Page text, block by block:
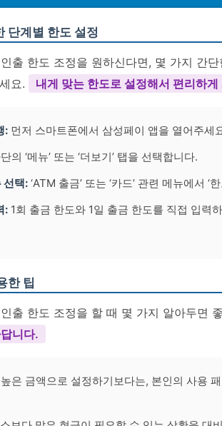
단계별 한도 설정
출 한도 조정을 원하신다면, 몇 가지 간
요.
내게 맞는 한도로 설정해서 편리하
: 먼저 스마트폰에서 삼성페이 앱을 열어주세
의 ‘메뉴’ 또는 ‘더보기’ 탭을 선택합니다.
선택: ‘ATM 출금’ 또는 ‘카드’ 관련 메뉴에서
: 1회 출금 한도와 1일 출금 한도를 직접 입력
한 팁
출 한도 조정을 할 때 몇 가지 알아두면
니다.
은 금액으로 설정하기보다는, 본인의 사용